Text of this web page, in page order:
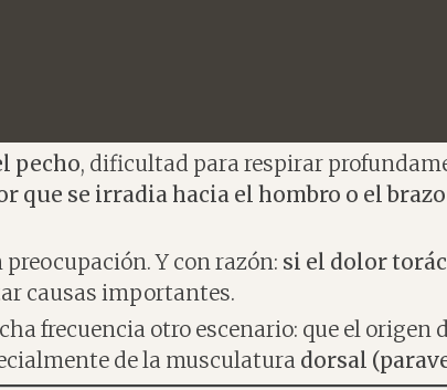
pecho, dificultad para respirar
que se irradia hacia el hombro o el
Y con razón: si el dolor
causas importantes.
frecuencia otro escenario: que el origen
de la musculatura dorsal